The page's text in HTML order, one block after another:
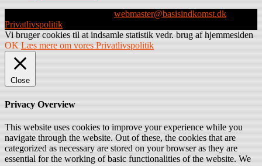
webmaster@basisindkomst.dk
Privatlivspolitik
Vi bruger cookies til at indsamle statistik vedr. brug af hjemmesiden
OK Læs mere om vores Privatlivspolitik
Close
Privacy Overview
This website uses cookies to improve your experience while you
navigate through the website. Out of these, the cookies that are
categorized as necessary are stored on your browser as they are
essential for the working of basic functionalities of the website. We